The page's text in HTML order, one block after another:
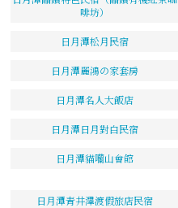
啡坊）
日月潭松月民宿
日月潭麗鴻の家套房
日月潭名人大飯店
日月潭日月對白民宿
日月潭貓囒山會館
日月潭青井澤渡假旅店民宿